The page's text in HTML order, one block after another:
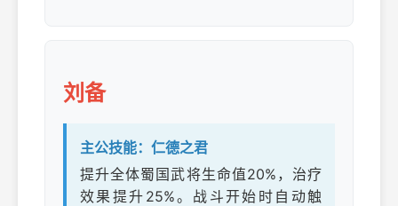
刘备
主公技能：仁德之君
提升全体蜀国武将生命值20%，治疗
效果提升25%。战斗开始时自动触